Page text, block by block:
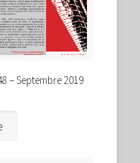
– Septembre 2019